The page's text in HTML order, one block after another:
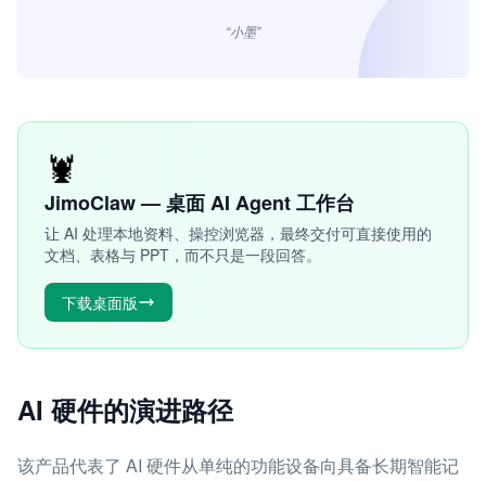
“小墨”
🦞
JimoClaw — 桌面 AI Agent 工作台
让 AI 处理本地资料、操控浏览器，最终交付可直接使用的
文档、表格与 PPT，而不只是一段回答。
下载桌面版
AI 硬件的演进路径
该产品代表了 AI 硬件从单纯的功能设备向具备长期智能记